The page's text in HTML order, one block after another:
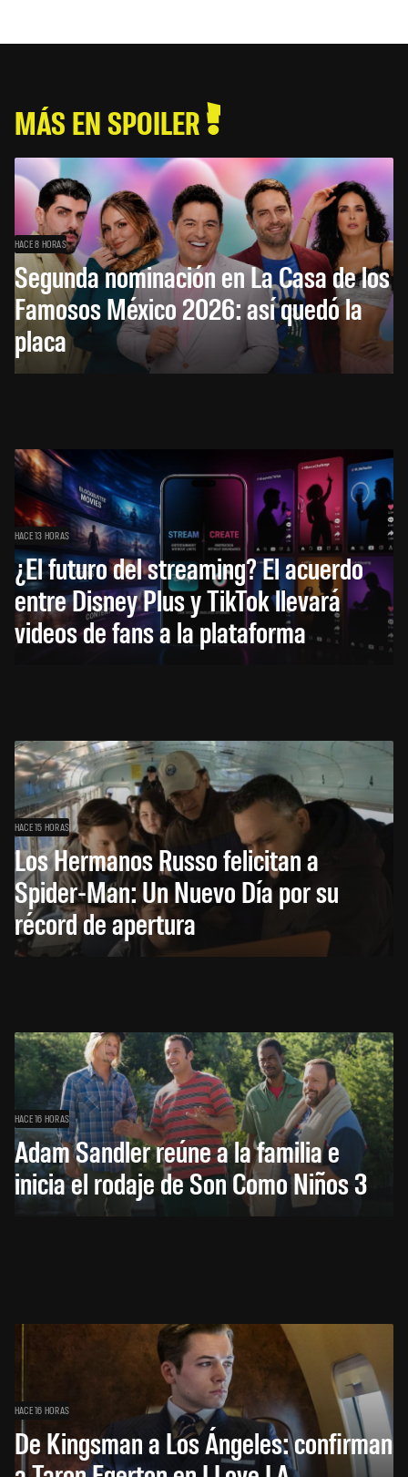
MÁS EN SPOILER
HACE 8 HORAS
Segunda nominación en La Casa de los
Famosos México 2026: así quedó la
placa
HACE 13 HORAS
¿El futuro del streaming? El acuerdo
entre Disney Plus y TikTok llevará
videos de fans a la plataforma
HACE 15 HORAS
Los Hermanos Russo felicitan a
Spider-Man: Un Nuevo Día por su
récord de apertura
HACE 16 HORAS
Adam Sandler reúne a la familia e
inicia el rodaje de Son Como Niños 3
HACE 16 HORAS
De Kingsman a Los Ángeles: confirman